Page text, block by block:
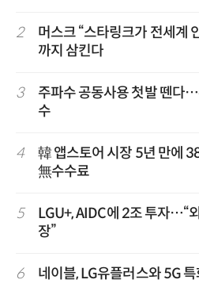
2
머스크 “스타링크가 전세계
까지 삼킨다
3
주파수 공동사용 첫발 뗀다
수
4
韓 앱스토어 시장 5년 만에
無수수료
5
LGU+, AIDC에 2조 투자…“
장”
6 네이블, LG유플러스와 5G